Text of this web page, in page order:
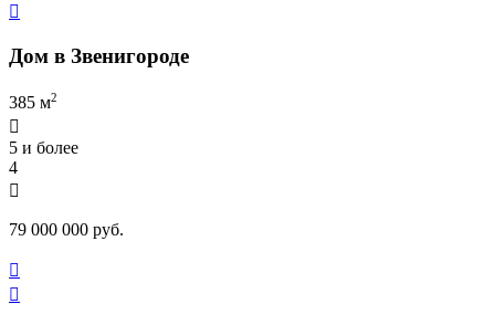

Дом в Звенигороде
385 м2

5 и более
4

79 000 000 руб.

